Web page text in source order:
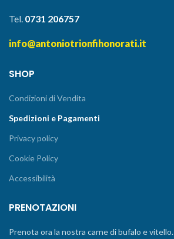
Tel. 0731 206757
info@antoniotrionfihonorati.it
SHOP
Condizioni di Vendita
Spedizioni e Pagamenti
Privacy policy
Cookie Policy
Accessibilità
PRENOTAZIONI
Prenota ora la nostra carne di bufalo e vitello.